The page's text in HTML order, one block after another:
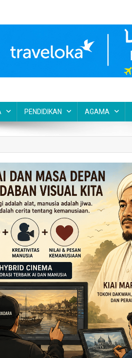
PENDIDIKAN AGAMA